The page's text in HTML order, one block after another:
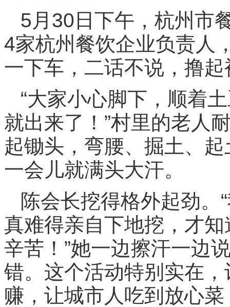
5月30日下午，杭州市
4家杭州餐饮企业负责人
一下车，二话不说，撸
“大家小心脚下，顺着
就出来了！”村里的老人
起锄头，弯腰、掘土、
一会儿就满头大汗。
陈会长挖得格外起劲。
真难得亲自下地挖，才
辛苦！”她一边擦汗一边
错。这个活动特别实在
赚，让城市人吃到放心